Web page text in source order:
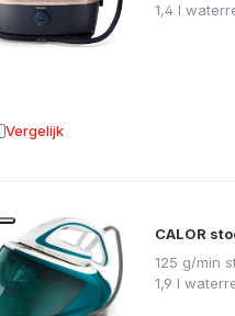
1,4 l
Vergelijk aan vergelijking
CALOR
125 g/min
1,9 l